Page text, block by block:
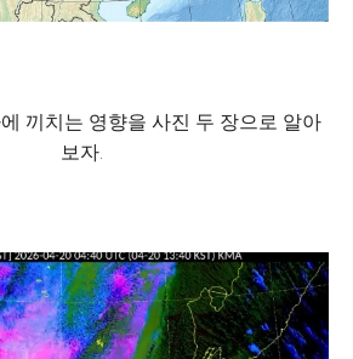
끼치는 영향을 사진 두 장으로 알아
보자.